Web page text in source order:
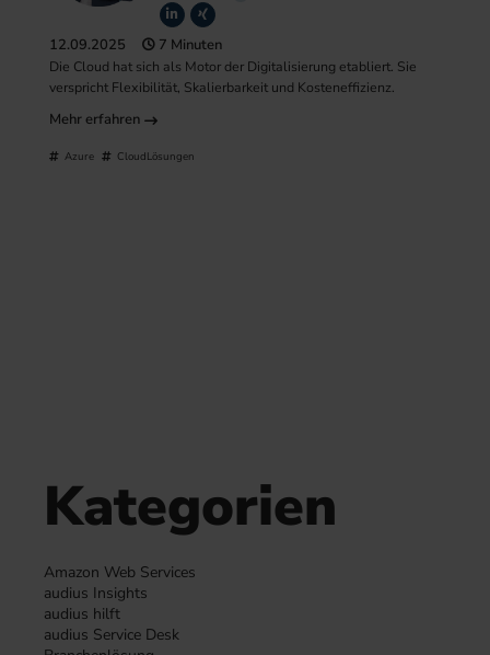
12.09.2025 7 Minuten
Die Cloud hat sich als Motor der Digitalisierung etabliert. Sie
verspricht Flexibilität, Skalierbarkeit und Kosteneffizienz.
Mehr erfahren
Azure CloudLösungen
Kategorien
Amazon Web Services
audius Insights
audius hilft
audius Service Desk